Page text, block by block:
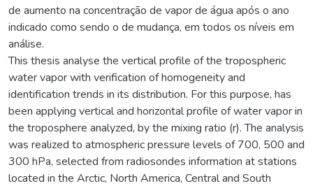
de aumento na concentração de vapor de água após o ano
indicado como sendo o de mudança, em todos os níveis em
análise.
This thesis analyse the vertical profile of the tropospheric
water vapor with verification of homogeneity and
identification trends in its distribution. For this purpose, has
been applying vertical and horizontal profile of water vapor in
the troposphere analyzed, by the mixing ratio (r). The analysis
was realized to atmospheric pressure levels of 700, 500 and
300 hPa, selected from radiosondes information at stations
located in the Arctic, North America, Central and South